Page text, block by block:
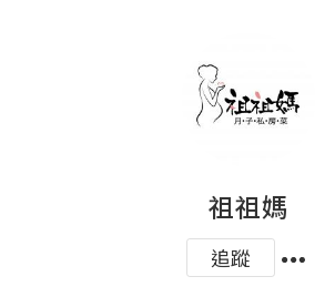
祖祖媽
追蹤